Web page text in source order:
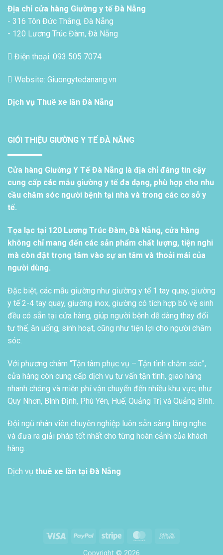
Địa chỉ cửa hàng Giường y tế Đà Nẵng
- 316 Tôn Đức Thắng, Đà Nẵng
- 120 Lương Trúc Đàm, Đà Nẵng
Điện thoại: 093 505 7074
Website: Giuongytedanang.vn
Dịch vụ Thuê xe lăn Đà Nẵng
GIỚI THIỆU GIƯỜNG Y TẾ ĐÀ NẴNG
Cửa hàng Giường Y Tế Đà Nẵng là địa chỉ đáng tin cậy
cung cấp các mẫu giường y tế đa dạng, phù hợp cho nhu
cầu chăm sóc người bệnh tại nhà và trong các cơ sở y
tế.
Tọa lạc tại 120 Lương Trúc Đàm, Đà Nẵng, cửa hàng
không chỉ mang đến các sản phẩm chất lượng, tiện nghi
mà còn đặt trọng tâm vào sự an tâm và thoải mái của
người dùng.
Đặc biệt, các mẫu giường như giường y tế 1 tay quay, giường
y tế 2-4 tay quay, giường inox, giường có tích hợp bô vệ sinh
đều có sẵn tại cửa hàng, giúp người bệnh dễ dàng thay đổi
tư thế, ăn uống, sinh hoạt, cũng như tiện lợi cho người chăm
sóc.
Với phương châm “Tận tâm phục vụ – Tận tình chăm sóc”,
cửa hàng còn cung cấp dịch vụ tư vấn tận tình, giao hàng
nhanh chóng và miễn phí vận chuyển đến nhiều khu vực, như
Quy Nhơn, Bình Định, Phú Yên, Huế, Quảng Trị và Quảng Bình.
Đội ngũ nhân viên chuyên nghiệp luôn sẵn sàng lắng nghe
và đưa ra giải pháp tốt nhất cho từng hoàn cảnh của khách
hàng..
Dịch vụ thuê xe lăn tại Đà Nẵng
Visa PayPal Stripe MasterCard
Copyright © 2026